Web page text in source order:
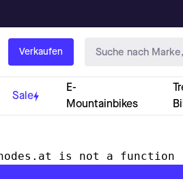
Verkaufen
Sale
E-
Mountainbikes
is not a function